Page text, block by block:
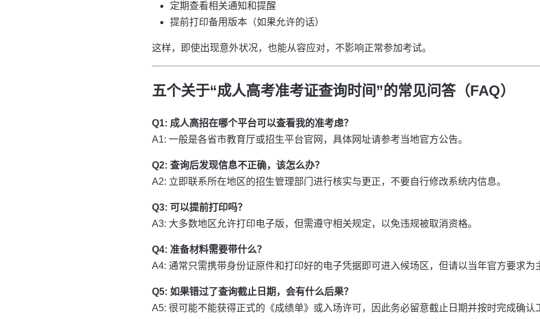
定期查看相关通知和提醒
提前打印备用版本（如果允许的话）
这样，即使出现意外状况，也能从容应对，不影响正常参加考试。
五个关于“成人高考准考证查询时间”的常见问答（FAQ）
Q1: 成人高招在哪个平台可以查看我的准考虑？
A1: 一般是各省市教育厅或招生平台官网，具体网址请参考当地官方公告。
Q2: 查询后发现信息不正确，该怎么办？
A2: 立即联系所在地区的招生管理部门进行核实与更正，不要自行修改系统内信息。
Q3: 可以提前打印吗？
A3: 大多数地区允许打印电子版，但需遵守相关规定，以免违规被取消资格。
Q4: 准备材料需要带什么？
A4: 通常只需携带身份证原件和打印好的电子凭据即可进入候场区，但请以当年官方要求为
Q5: 如果错过了查询截止日期，会有什么后果？
A5: 很可能不能获得正式的《成绩单》或入场许可，因此务必留意截止日期并按时完成确认